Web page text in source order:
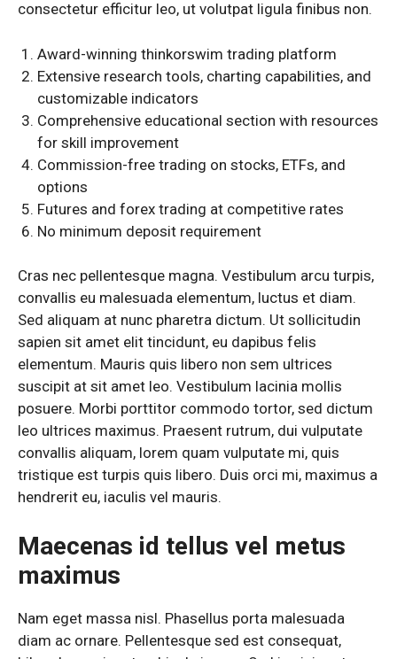
consectetur efficitur leo, ut volutpat ligula finibus non.
Award-winning thinkorswim trading platform
Extensive research tools, charting capabilities, and
customizable indicators
Comprehensive educational section with resources
for skill improvement
Commission-free trading on stocks, ETFs, and
options
Futures and forex trading at competitive rates
No minimum deposit requirement
Cras nec pellentesque magna. Vestibulum arcu turpis,
convallis eu malesuada elementum, luctus et diam.
Sed aliquam at nunc pharetra dictum. Ut sollicitudin
sapien sit amet elit tincidunt, eu dapibus felis
elementum. Mauris quis libero non sem ultrices
suscipit at sit amet leo. Vestibulum lacinia mollis
posuere. Morbi porttitor commodo tortor, sed dictum
leo ultrices maximus. Praesent rutrum, dui vulputate
convallis aliquam, lorem quam vulputate mi, quis
tristique est turpis quis libero. Duis orci mi, maximus a
hendrerit eu, iaculis vel mauris.
Maecenas id tellus vel metus
maximus
Nam eget massa nisl. Phasellus porta malesuada
diam ac ornare. Pellentesque sed est consequat,